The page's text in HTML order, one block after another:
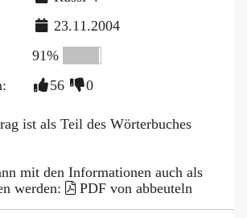
23.11.2004
91%
56 0
ist als Teil des Wörterbuches
mit den Informationen auch als
werden:
PDF von abbeuteln